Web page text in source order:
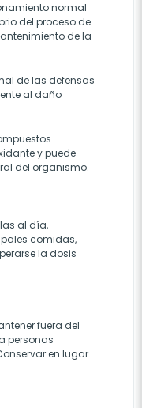
normal
del proceso de
de la
de las defensas
al daño
y puede
del organismo.
al día,
comidas,
la dosis
fuera del
personas
en lugar